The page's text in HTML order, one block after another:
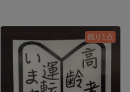
残り1点